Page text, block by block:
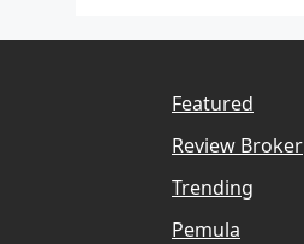
Featured
Review Broker
Trending
Pemula